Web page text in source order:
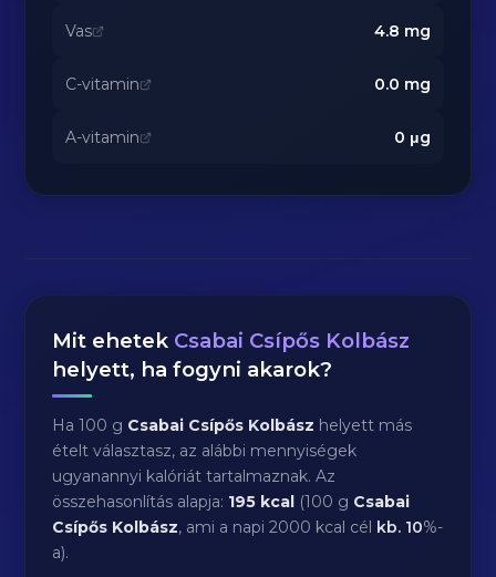
Vas 4.8 mg
C-vitamin 0.0 mg
A-vitamin 0 μg
Mit ehetek Csabai Csípős Kolbász
helyett, ha fogyni akarok?
Ha 100 g Csabai Csípős Kolbász helyett más
ételt választasz, az alábbi mennyiségek
ugyanannyi kalóriát tartalmaznak. Az
összehasonlítás alapja: 195 kcal (100 g Csabai
Csípős Kolbász, ami a napi 2000 kcal cél kb. 10%-
a).